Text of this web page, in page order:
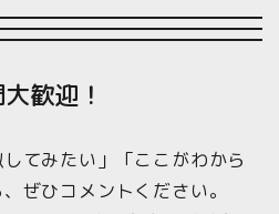
歓迎！
てみたい」「ここがわから
ぜひコメントください。